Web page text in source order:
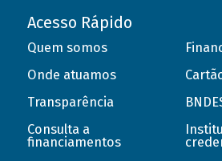
Acesso Rápido
Quem somos
Onde atuamos
Transparência
Consulta a
financiamentos